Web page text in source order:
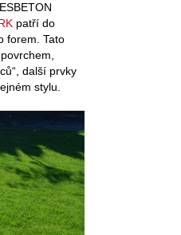
patří do
forem. Tato
další prvky
stylu.